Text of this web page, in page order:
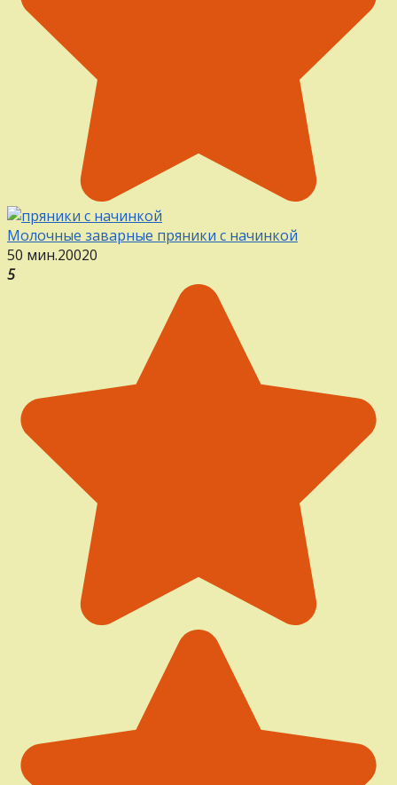
Молочные заварные пряники с начинкой
50 мин.20020
5